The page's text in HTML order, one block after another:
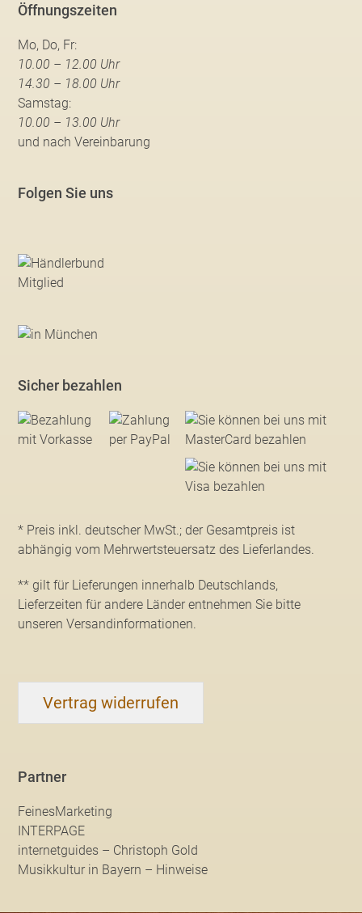
Öffnungszeiten
Mo, Do, Fr:
10.00 – 12.00 Uhr
14.30 – 18.00 Uhr
Samstag:
10.00 – 13.00 Uhr
und nach Vereinbarung
Folgen Sie uns
Sicher bezahlen
* Preis inkl. deutscher MwSt.; der Gesamtpreis ist
abhängig vom Mehrwertsteuersatz des Lieferlandes.
** gilt für Lieferungen innerhalb Deutschlands,
Lieferzeiten für andere Länder entnehmen Sie bitte
unseren Versandinformationen.
Vertrag widerrufen
Partner
FeinesMarketing
INTERPAGE
internetguides – Christoph Gold
Musikkultur in Bayern – Hinweise